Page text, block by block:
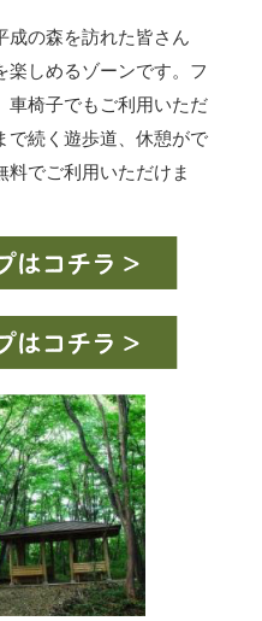
成の森を訪れた皆さん
楽しめるゾーンです。フ
車椅子でもご利用いただ
で続く遊歩道、休憩がで
料でご利用いただけま